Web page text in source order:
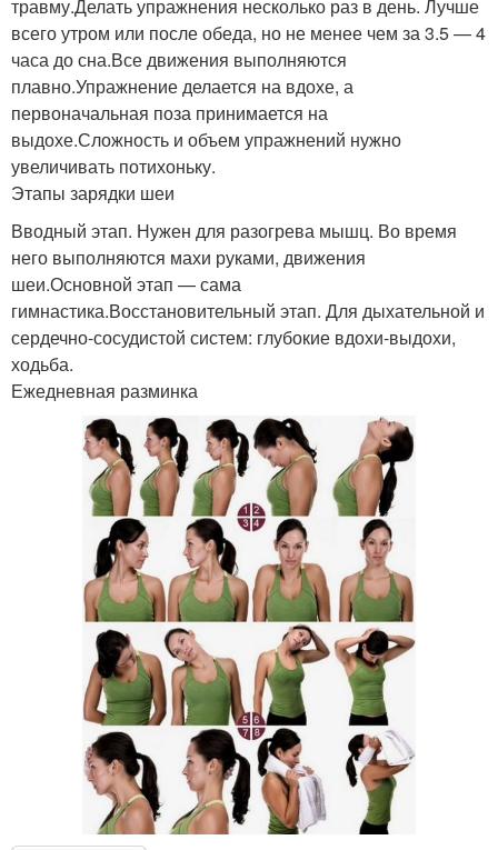
травму.Делать упражнения несколько раз в день. Лучше
всего утром или после обеда, но не менее чем за 3.5 — 4
часа до сна.Все движения выполняются
плавно.Упражнение делается на вдохе, а
первоначальная поза принимается на
выдохе.Сложность и объем упражнений нужно
увеличивать потихоньку.
Этапы зарядки шеи
Вводный этап. Нужен для разогрева мышц. Во время
него выполняются махи руками, движения
шеи.Основной этап — сама
гимнастика.Восстановительный этап. Для дыхательной и
сердечно-сосудистой систем: глубокие вдохи-выдохи,
ходьба.
Ежедневная разминка